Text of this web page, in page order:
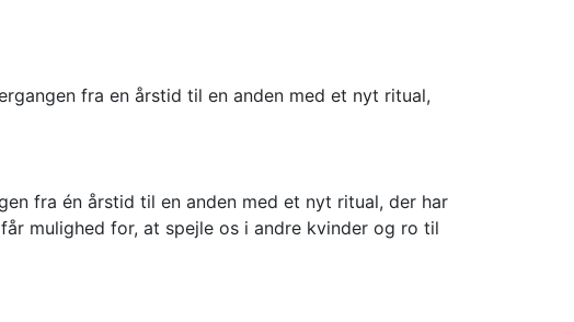
fra en årstid til en anden med et nyt ritual,
fra én årstid til en anden med et nyt ritual, der har
mulighed for, at spejle os i andre kvinder og ro til